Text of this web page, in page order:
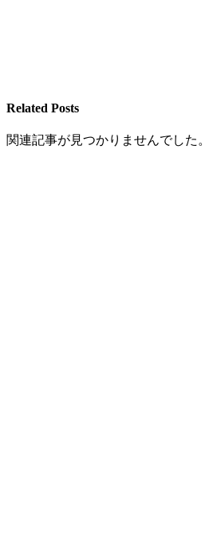
Related Posts
関連記事が見つかりませんでした。